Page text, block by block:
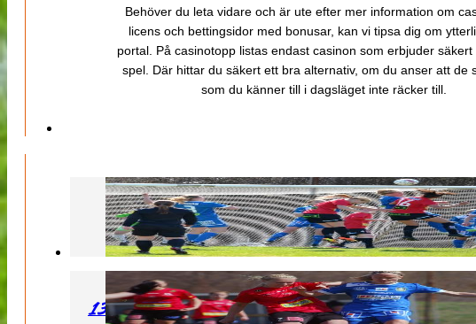
Behöver du leta vidare och är ute efter mer information om
licens och bettingsidor med bonusar, kan vi tipsa dig om
portal. På casinotopp listas endast casinon som erbjuder säkert
spel. Där hittar du säkert ett bra alternativ, om du anser att de
som du känner till i dagsläget inte räcker till.
130427 LB 07 – QBIK